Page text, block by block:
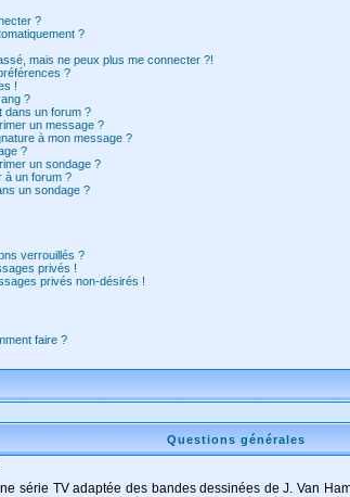
?
?
mais ne peux plus me connecter ?!
?
!
?
dans un forum ?
un message ?
à mon message ?
?
un sondage ?
à un forum ?
un sondage ?
verrouillés ?
privés !
privés non-désirés !
faire ?
Questions générales
série TV adaptée des bandes dessinées de J. Van